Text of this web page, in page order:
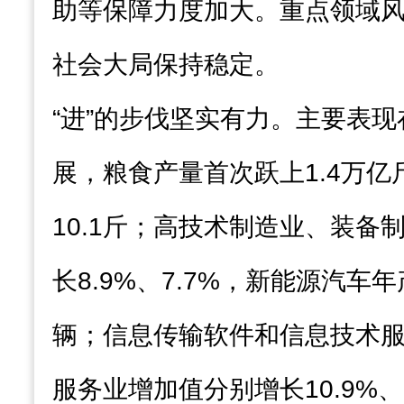
助等保障力度加大。重点领域
社会大局保持稳定。
“进”的步伐坚实有力。主要表
展，粮食产量首次跃上1.4万亿
10.1斤；高技术制造业、装备
长8.9%、7.7%，新能源汽车
辆；信息传输软件和信息技术
服务业增加值分别增长10.9%